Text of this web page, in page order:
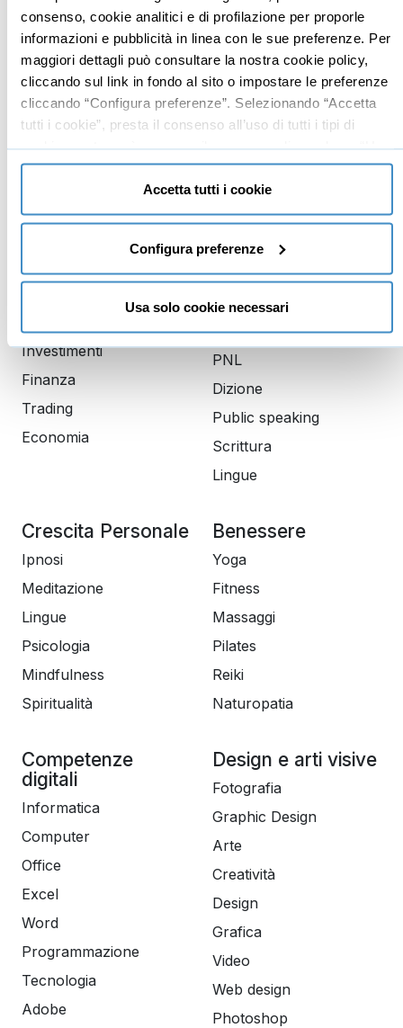
consenso, cookie analitici e di profilazione per proporle
informazioni e pubblicità in linea con le sue preferenze. Per
maggiori dettagli può consultare la nostra cookie policy,
cliccando sul link in fondo al sito o impostare le preferenze
cliccando “Configura preferenze”. Selezionando “Accetta
tutti i cookie”, presta il consenso all’uso di tutti i tipi di
cookie mentre può revocare il consenso cliccando su “Usa
solo cookie necessari” e saranno attivati i soli cookie
tecnici necessari al corretto funzionamento del sito.
Accetta tutti i cookie
Configura preferenze
Usa solo cookie necessari
Imprenditoria
Risorse Umane
Vendita
Branding
Leadership
Business management
Produttività
Gestione aziendale
Social media manager
E-commerce
Google
Data analyst
Investimenti
Finanza
Trading
Economia
Comunicazione
Copywriting
PNL
Dizione
Public speaking
Scrittura
Lingue
Crescita Personale
Ipnosi
Meditazione
Lingue
Psicologia
Mindfulness
Spiritualità
Benessere
Yoga
Fitness
Massaggi
Pilates
Reiki
Naturopatia
Competenze
digitali
Informatica
Computer
Office
Excel
Word
Programmazione
Tecnologia
Adobe
Design e arti visive
Fotografia
Graphic Design
Arte
Creatività
Design
Grafica
Video
Web design
Photoshop